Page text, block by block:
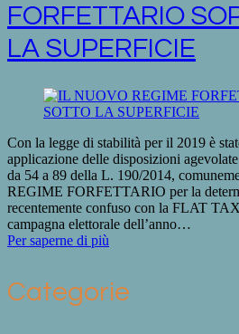
FORFETTARIO
LA SUPERFICIE
Con la legge di stabilità per il 2019 è
applicazione delle disposizioni
da 54 a 89 della L. 190/2014,
REGIME FORFETTARIO per la
recentemente confuso con la FLAT
campagna elettorale dell’anno…
Per saperne di più
Categorie